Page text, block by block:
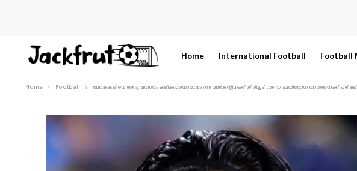
Home International Football Football
Home Football ലോകകപ്പിലെ ആദ്യ മത്സരം കളിക്കാനൊരുങ്ങുന്ന അർജന്റീനക്ക് തിരിച്ചടി ,രണ്ടു പ്രതിരോധ താരങ്ങൾക്ക് പരിക്ക്